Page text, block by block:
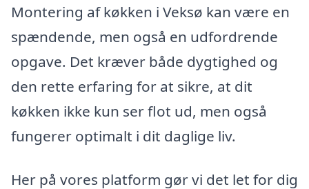
Montering af køkken i Veksø kan være en
spændende, men også en udfordrende
opgave. Det kræver både dygtighed og
den rette erfaring for at sikre, at dit
køkken ikke kun ser flot ud, men også
fungerer optimalt i dit daglige liv.
Her på vores platform gør vi det let for dig